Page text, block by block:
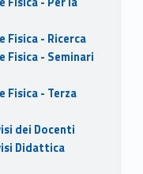
- Ricerca
Fisica - Seminari
Fisica - Terza
dei Docenti
Didattica